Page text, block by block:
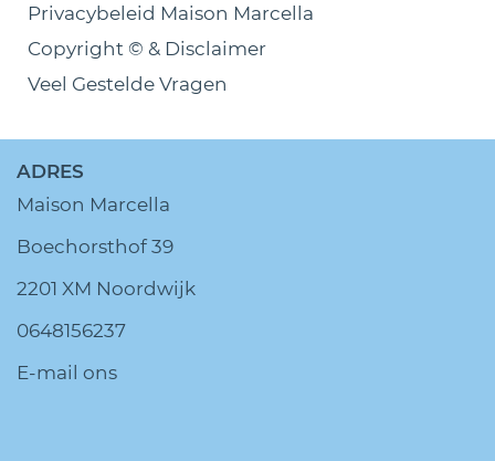
Privacybeleid Maison Marcella
Copyright © & Disclaimer
Veel Gestelde Vragen
ADRES
Maison Marcella
Boechorsthof 39
2201 XM Noordwijk
0648156237
E-mail ons